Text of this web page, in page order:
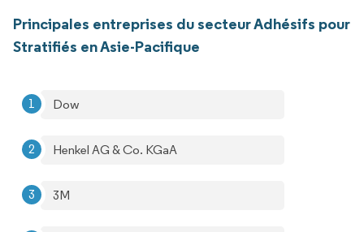
Principales entreprises du secteur Adhésifs pour
Stratifiés en Asie-Pacifique
Dow
Henkel AG & Co. KGaA
3M